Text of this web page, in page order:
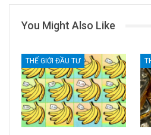
You Might Also Like
THẾ GIỚI ĐẦU TƯ